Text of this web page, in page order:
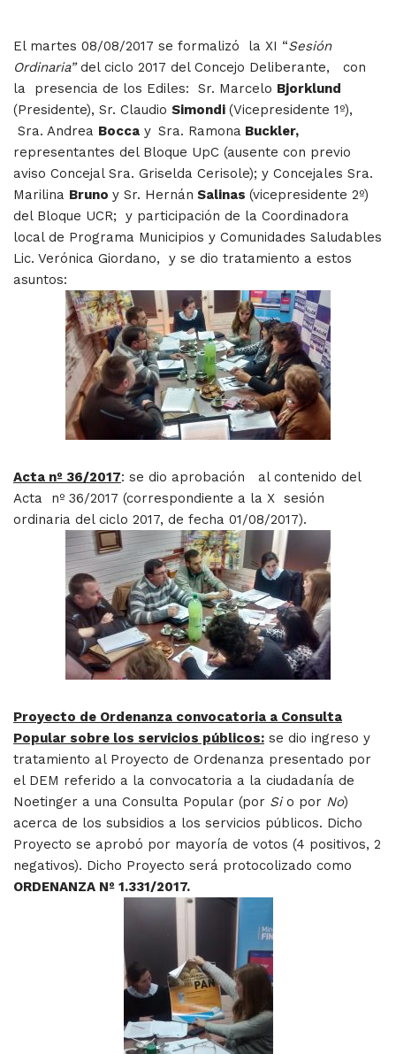
El martes 08/08/2017 se formalizó la XI “Sesión
Ordinaria”del ciclo 2017 del Concejo Deliberante, con
la presencia de los Ediles: Sr. Marcelo Bjorklund
(Presidente), Sr. Claudio Simondi (Vicepresidente 1º),
Sra. Andrea Bocca y Sra. Ramona Buckler,
representantes del Bloque UpC (ausente con previo
aviso Concejal Sra. Griselda Cerisole); y Concejales Sra.
Marilina Bruno y Sr. Hernán Salinas (vicepresidente 2º)
del Bloque UCR; y participación de la Coordinadora
local de Programa Municipios y Comunidades Saludables
Lic. Verónica Giordano, y se dio tratamiento a estos
asuntos:
Acta nº 36/2017: se dio aprobación al contenido del
Acta nº 36/2017 (correspondiente a la X sesión
ordinaria del ciclo 2017, de fecha 01/08/2017).
Proyecto de Ordenanza convocatoria a Consulta
Popular sobre los servicios públicos: se dio ingreso y
tratamiento al Proyecto de Ordenanza presentado por
el DEM referido a la convocatoria a la ciudadanía de
Noetinger a una Consulta Popular (por Sio por No)
acerca de los subsidios a los servicios públicos. Dicho
Proyecto se aprobó por mayoría de votos (4 positivos, 2
negativos). Dicho Proyecto será protocolizado como
ORDENANZA Nº 1.331/2017.